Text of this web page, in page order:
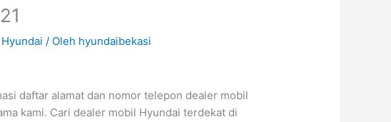
/ Oleh hyundaibekasi
daftar alamat dan nomor telepon dealer mobil
kami. Cari dealer mobil Hyundai terdekat di